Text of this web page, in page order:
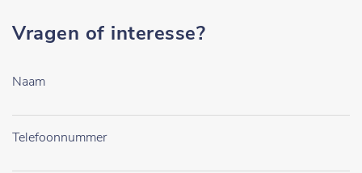
Vragen of interesse?